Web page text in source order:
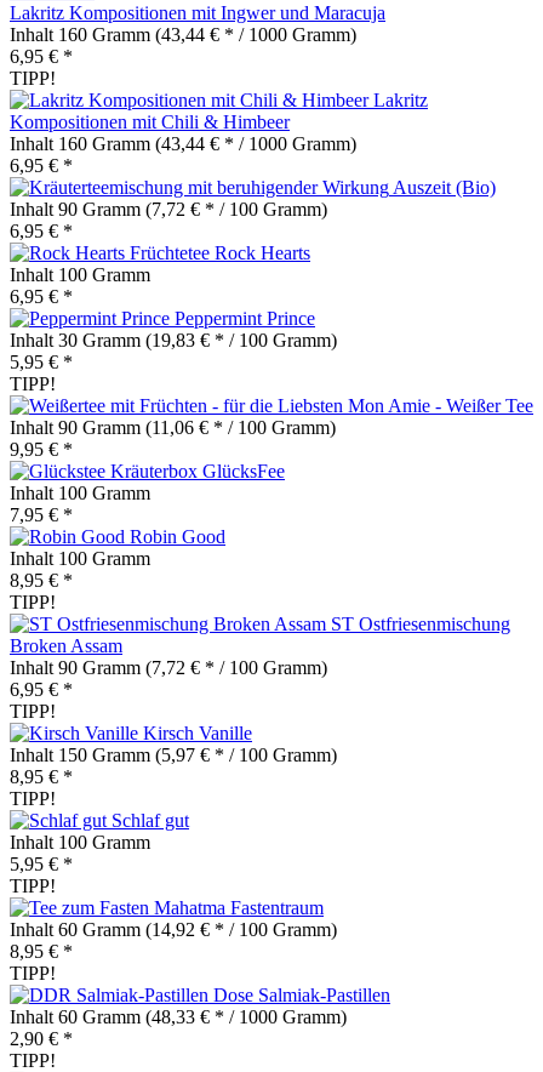
Lakritz Kompositionen mit Ingwer und Maracuja
Inhalt 160 Gramm (43,44 € * / 1000 Gramm)
6,95 € *
TIPP!
Lakritz
Kompositionen mit Chili & Himbeer
Inhalt 160 Gramm (43,44 € * / 1000 Gramm)
6,95 € *
Auszeit (Bio)
Inhalt 90 Gramm (7,72 € * / 100 Gramm)
6,95 € *
Rock Hearts
Inhalt 100 Gramm
6,95 € *
Peppermint Prince
Inhalt 30 Gramm (19,83 € * / 100 Gramm)
5,95 € *
TIPP!
Mon Amie - Weißer Tee
Inhalt 90 Gramm (11,06 € * / 100 Gramm)
9,95 € *
GlücksFee
Inhalt 100 Gramm
7,95 € *
Robin Good
Inhalt 100 Gramm
8,95 € *
TIPP!
ST Ostfriesenmischung
Broken Assam
Inhalt 90 Gramm (7,72 € * / 100 Gramm)
6,95 € *
TIPP!
Kirsch Vanille
Inhalt 150 Gramm (5,97 € * / 100 Gramm)
8,95 € *
TIPP!
Schlaf gut
Inhalt 100 Gramm
5,95 € *
TIPP!
Mahatma Fastentraum
Inhalt 60 Gramm (14,92 € * / 100 Gramm)
8,95 € *
TIPP!
Salmiak-Pastillen
Inhalt 60 Gramm (48,33 € * / 1000 Gramm)
2,90 € *
TIPP!